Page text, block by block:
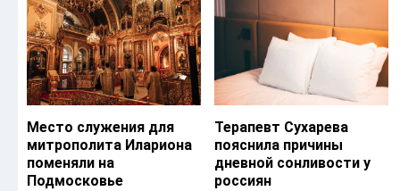
Место служения для
митрополита Илариона
поменяли на
Подмосковье
Терапевт Сухарева
пояснила причины
дневной сонливости у
россиян